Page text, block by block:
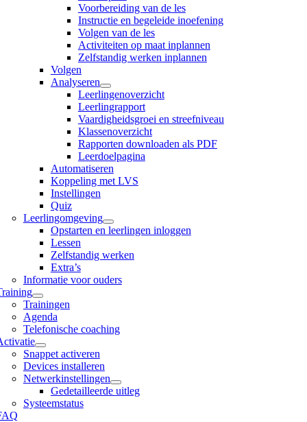
Voorbereiding van de les
Instructie en begeleide inoefening
Volgen van de les
Activiteiten op maat inplannen
Zelfstandig werken inplannen
Volgen
Analyseren
Leerlingenoverzicht
Leerlingrapport
Vaardigheidsgroei en streefniveau
Klassenoverzicht
Rapporten downloaden als PDF
Leerdoelpagina
Automatiseren
Koppeling met LVS
Instellingen
Quiz
Leerlingomgeving
Opstarten en leerlingen inloggen
Lessen
Zelfstandig werken
Extra’s
Informatie voor ouders
Trainingen
Agenda
Telefonische coaching
Snappet activeren
Devices installeren
Netwerkinstellingen
Gedetailleerde uitleg
Systeemstatus